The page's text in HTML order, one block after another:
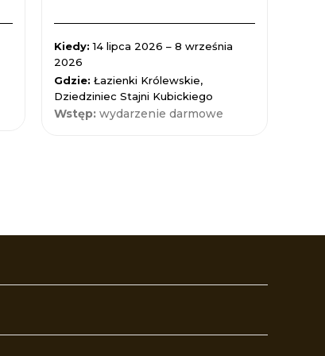
Kiedy:14 lipca 2026 – 8 września
2026
Gdzie: Łazienki Królewskie,
Dziedziniec Stajni Kubickiego
Wstęp: wydarzenie darmowe